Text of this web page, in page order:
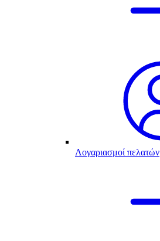
Λογαριασμοί πελατών